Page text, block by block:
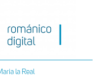
la Real